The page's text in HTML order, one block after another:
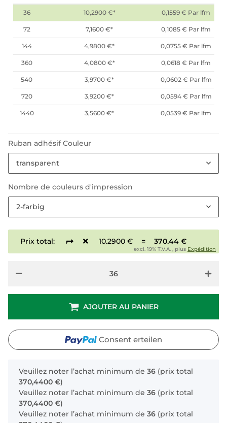
36 10,2900 €* 0,1559 € Par lfm
72 7,1600 €* 0,1085 € Par lfm
144 4,9800 €* 0,0755 € Par lfm
360 4,0800 €* 0,0618 € Par lfm
540 3,9700 €* 0,0602 € Par lfm
720 3,9200 €* 0,0594 € Par lfm
1440 3,5600 €* 0,0539 € Par lfm
Ruban adhésif Couleur
transparent
Nombre de couleurs d'impression
2-farbig
Prix total: 10.2900 € = 370.44 €
excl. 19% T.V.A. , plus Expédition
AJOUTER AU PANIER
Consent erteilen
x
Veuillez noter l’achat minimum de 36 (prix total
370,4400 €)
Veuillez noter l’achat minimum de 36 (prix total
370,4400 €)
Veuillez noter l’achat minimum de 36 (prix total